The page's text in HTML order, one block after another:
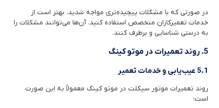
در صورتی که با مشکلات پیچیده‌تری مواجه شدید، بهتر است از
خدمات تعمیرکاران متخصص استفاده کنید. آن‌ها می‌توانند مشکلات را
به درستی شناسایی و برطرف کنند.
5. روند تعمیرات در موتو کینگ
5.1 عیب‌یابی و خدمات تعمیر
روند تعمیرات موتور سیکلت در موتو کینگ معمولاً به این صورت
است: